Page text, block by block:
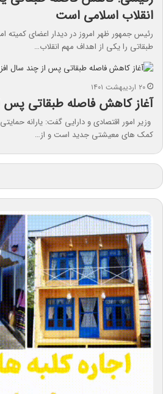
انقلاب اسلامی است
رئیس جمهور ظهر امروز در دیدار اعضای کمیته
طبقاتی را یکی از اهداف مهم انقلاب…
۲۰ اردیبهشت ۱۴۰۱
آغاز کاهش فاصله طبقاتی پس
وزیر امور اقتصادی و دارایی گفت: یارانه
کمک های معیشتی جدید است و از…